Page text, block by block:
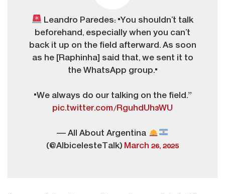
Leandro Paredes: "You shouldn’t talk
beforehand, especially when you can’t
back it up on the field afterward. As soon
as he [Raphinha] said that, we sent it to
the WhatsApp group."
"We always do our talking on the field.”
pic.twitter.com/RguhdUh3WU
— All About Argentina
(@AlbicelesteTalk) March 26, 2025